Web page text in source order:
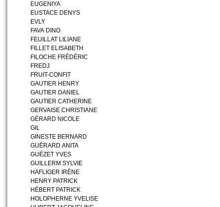
EUGENIYA
EUSTACE DENYS
EVLY
FAVA DINO
FEUILLAT LILIANE
FILLET ELISABETH
FILOCHE FRÉDÉRIC
FREDJ
FRUIT-CONFIT
GAUTIER HENRY
GAUTIER DANIEL
GAUTIER CATHERINE
GERVAISE CHRISTIANE
GÉRARD NICOLE
GIL
GINESTE BERNARD
GUÉRARD ANITA
GUÉZET YVES
GUILLERM SYLVIE
HAFLIGER IRÈNE
HENRY PATRICK
HÉBERT PATRICK
HOLOPHERNE YVELISE